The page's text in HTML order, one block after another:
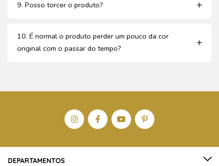
9. Posso torcer o produto?
10. É normal o produto perder um pouco da cor
original com o passar do tempo?
DEPARTAMENTOS